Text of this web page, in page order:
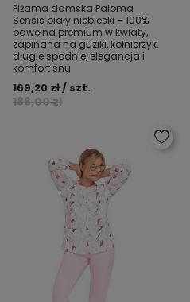
Piżama damska Paloma
Sensis biały niebieski – 100%
bawełna premium w kwiaty,
zapinana na guziki, kołnierzyk,
długie spodnie, elegancja i
komfort snu
188,00 zł
169,20 zł / szt.